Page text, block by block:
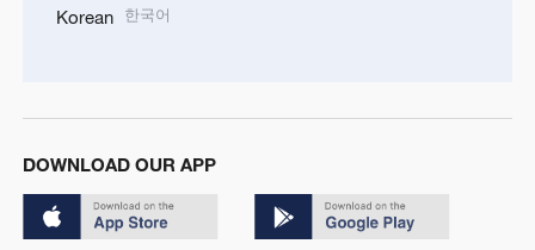
Korean 한국어
DOWNLOAD OUR APP